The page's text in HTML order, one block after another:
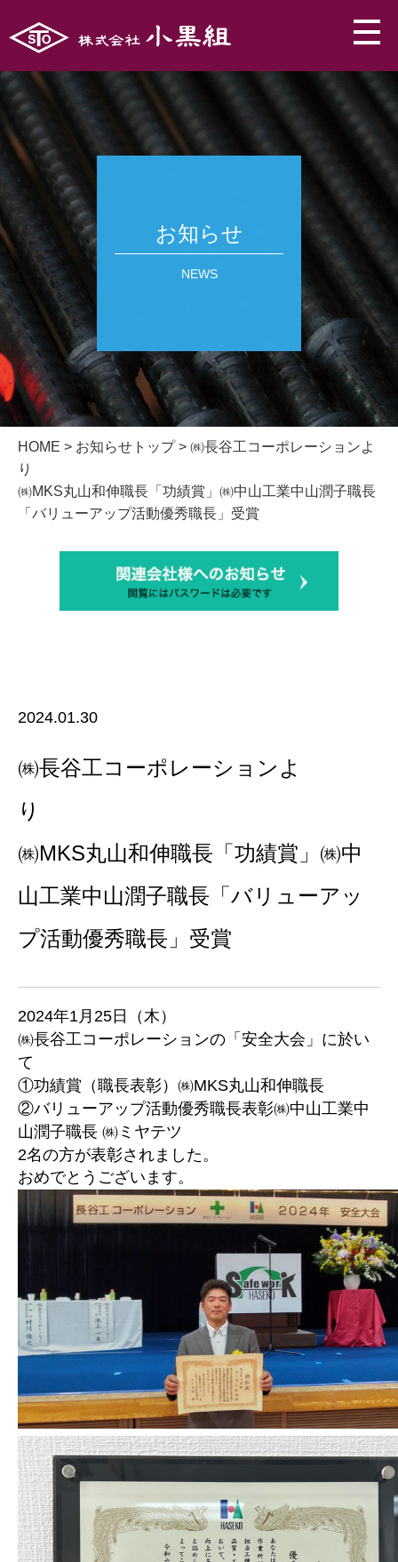
お知らせ
NEWS
HOME > お知らせトップ> ㈱長谷工コーポレーションよ
㈱MKS丸山和伸職長「功績賞」㈱中山工業中山潤子職長
「バリューアップ活動優秀職長」受賞
2024.01.30
㈱長谷工コーポレーションよ
㈱MKS丸山和伸職長「功績賞」㈱中
山工業中山潤子職長「バリューアッ
プ活動優秀職長」受賞
2024年1月25日（木）
㈱長谷工コーポレーションの「安全大会」に於い
て
①功績賞（職長表彰）㈱MKS丸山和伸職長
②バリューアップ活動優秀職長表彰㈱中山工業中
山潤子職長 ㈱ミヤテツ
2名の方が表彰されました。
おめでとうございます。